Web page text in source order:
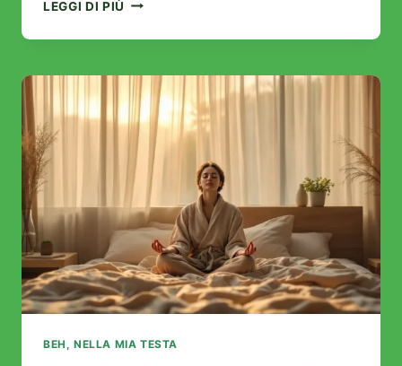
LEGGI DI PIÙ
BACH
LA
MENOPAUSA:
LA
TUA
TRANSIZIONE
SERENA
INIZIA
QUI
BEH, NELLA MIA TESTA